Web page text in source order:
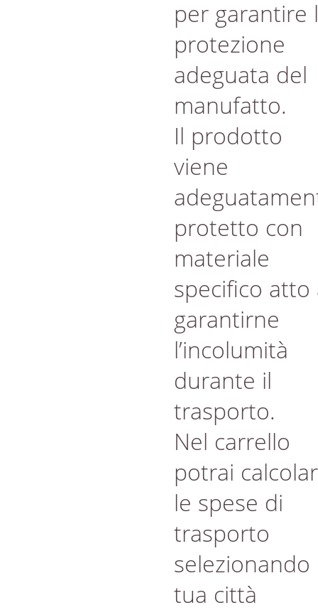
per garantire
protezione
adeguata del
manufatto.
Il prodotto
viene
protetto con
materiale
specifico atto
garantirne
l’incolumità
durante il
trasporto.
Nel carrello
potrai
le spese di
trasporto
selezionando
tua città